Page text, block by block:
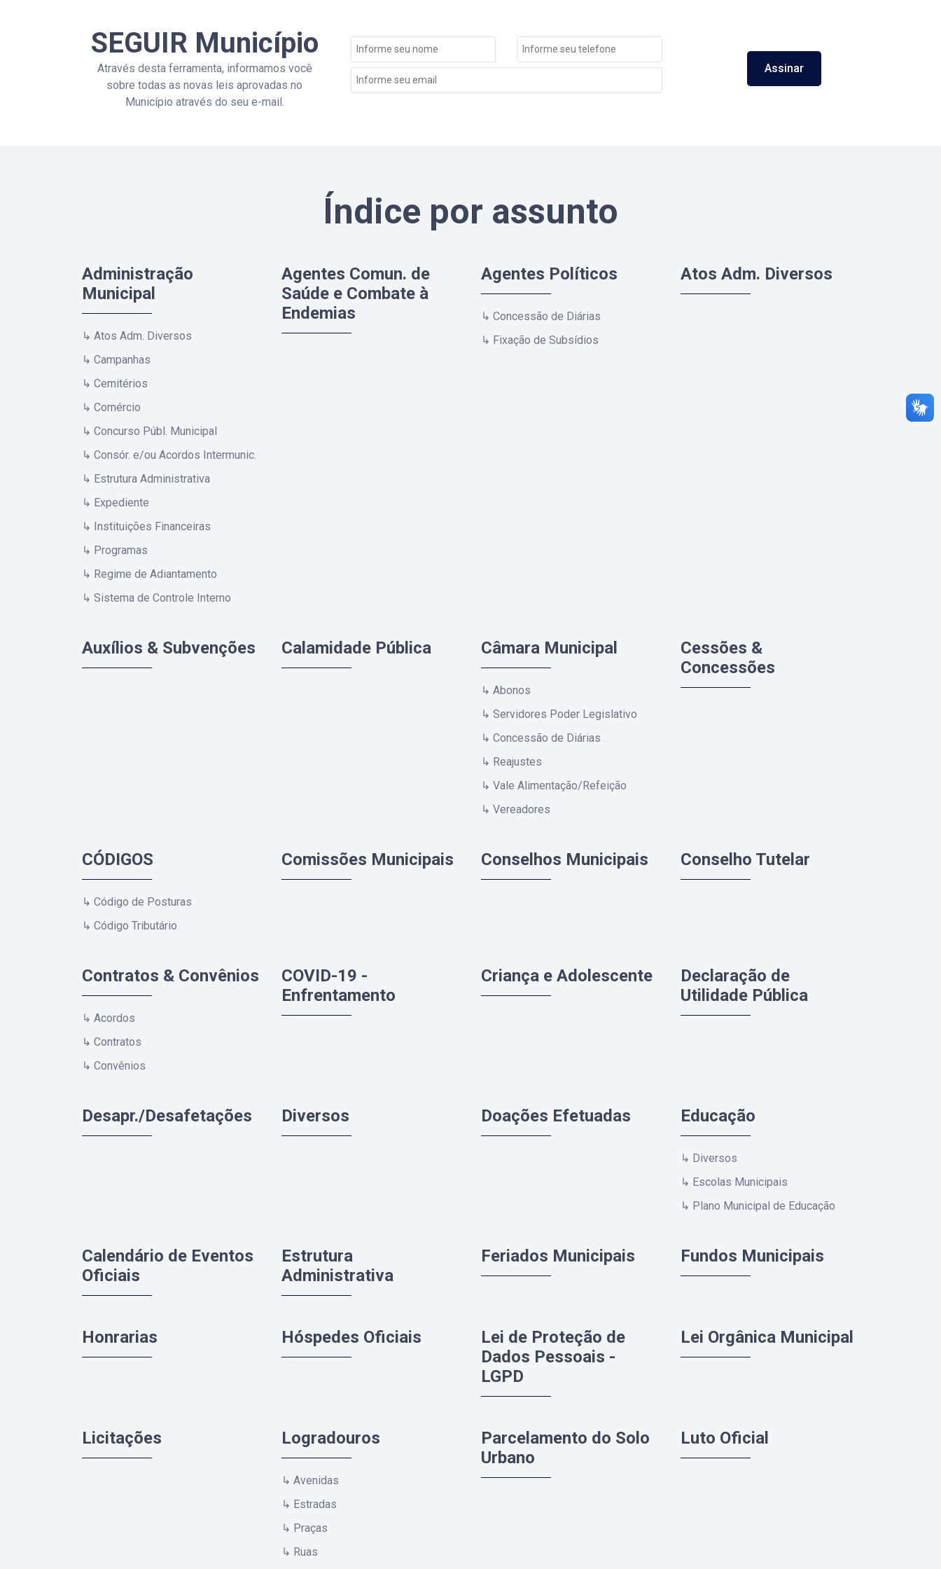
SEGUIR Município
Através desta ferramenta, informamos você
sobre todas as novas leis aprovadas no
Município através do seu e-mail.
Assinar
Índice por assunto
Administração
Municipal
↳ Atos Adm. Diversos
↳ Campanhas
↳ Cemitérios
↳ Comércio
↳ Concurso Públ. Municipal
↳ Consór. e/ou Acordos Intermunic.
↳ Estrutura Administrativa
↳ Expediente
↳ Instituições Financeiras
↳ Programas
↳ Regime de Adiantamento
↳ Sistema de Controle Interno
Agentes Comun. de
Saúde e Combate à
Endemias
Agentes Políticos
↳ Concessão de Diárias
↳ Fixação de Subsídios
Atos Adm. Diversos
Auxílios & Subvenções Calamidade Pública Câmara Municipal
↳ Abonos
↳ Servidores Poder Legislativo
↳ Concessão de Diárias
↳ Reajustes
↳ Vale Alimentação/Refeição
↳ Vereadores
Cessões &
Concessões
CÓDIGOS
↳ Código de Posturas
↳ Código Tributário
Comissões Municipais Conselhos Municipais Conselho Tutelar
Contratos & Convênios
↳ Acordos
↳ Contratos
↳ Convênios
COVID-19 -
Enfrentamento
Criança e Adolescente
Declaração de
Utilidade Pública
Desapr./Desafetações Diversos Doações Efetuadas Educação
↳ Diversos
↳ Escolas Municipais
↳ Plano Municipal de Educação
Calendário de Eventos
Oficiais
Estrutura
Administrativa
Feriados Municipais Fundos Municipais
Honrarias Hóspedes Oficiais
Lei de Proteção de
Dados Pessoais -
LGPD
Lei Orgânica Municipal
Licitações Logradouros
↳ Avenidas
↳ Estradas
↳ Praças
↳ Ruas
Parcelamento do Solo
Urbano
Luto Oficial